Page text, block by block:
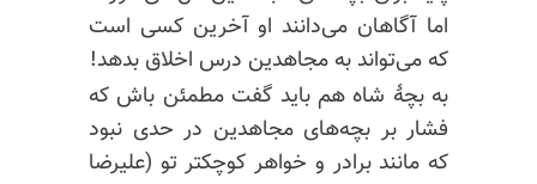
اما آگاهان می‌دانند او آخرین کسی است
که می‌تواند به مجاهدین درس اخلاق بدهد!
به بچهٔ شاه هم باید گفت مطمئن باش که
فشار بر بچه‌های مجاهدین در حدی نبود
که مانند برادر و خواهر کوچکتر تو (علیرضا